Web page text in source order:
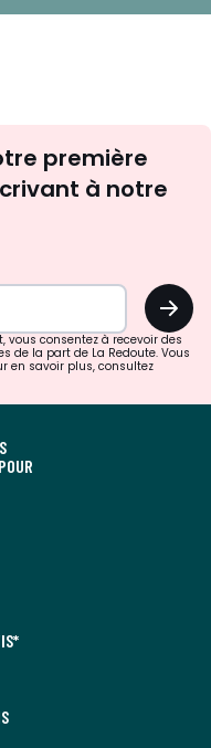
première
à notre
OK
vous consentez à recevoir des
de la part de La Redoute. Vous
en savoir plus, consultez